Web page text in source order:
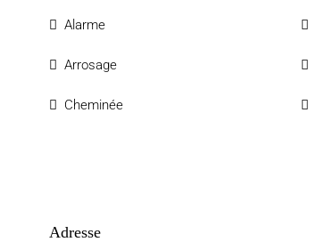
Alarme
Arrosage
Cheminée
Adresse